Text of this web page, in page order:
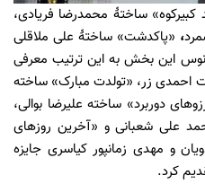
کبیرکوه» ساختۀ محمدرضا فریادی،
، «پاکدشت» ساختۀ علی ملاقلی
این بخش به این ترتیب معرفی
زر، «تولدت مبارک» ساخته
دوربرد» ساخته علیرضا بوالی،
علی شعبانی و «آخرین روزهای
و مهدی زمانپور کیاسری جایزه
کرد.